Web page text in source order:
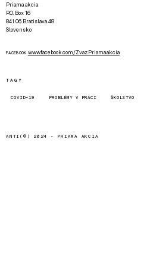
Priama akcia
P.O. Box 16
841 06 Bratislava 48
Slovensko
FACEBOOK www.facebook.com/Zvaz.Priama.akcia
TAGY
COVID-19 PROBLÉMY V PRÁCI ŠKOLSTVO
ANTI(©) 2024 - PRIAMA AKCIA